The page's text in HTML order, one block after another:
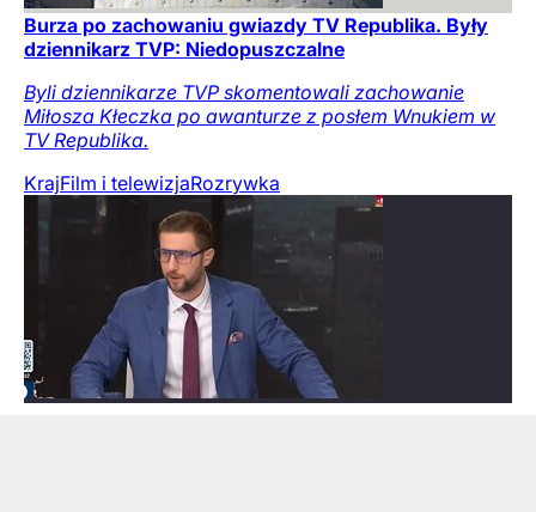
Burza po zachowaniu gwiazdy TV Republika. Były
dziennikarz TVP: Niedopuszczalne
Byli dziennikarze TVP skomentowali zachowanie
Miłosza Kłeczka po awanturze z posłem Wnukiem w
TV Republika.
KrajFilm i telewizjaRozrywka